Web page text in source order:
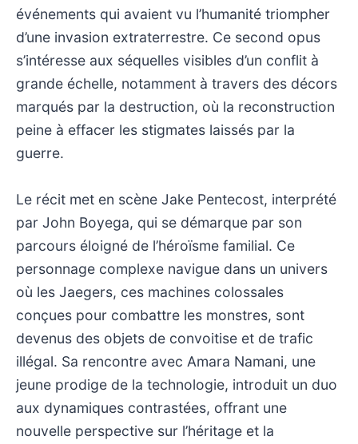
événements qui avaient vu l’humanité triompher
d’une invasion extraterrestre. Ce second opus
s’intéresse aux séquelles visibles d’un conflit à
grande échelle, notamment à travers des décors
marqués par la destruction, où la reconstruction
peine à effacer les stigmates laissés par la
guerre.
Le récit met en scène Jake Pentecost, interprété
par John Boyega, qui se démarque par son
parcours éloigné de l’héroïsme familial. Ce
personnage complexe navigue dans un univers
où les Jaegers, ces machines colossales
conçues pour combattre les monstres, sont
devenus des objets de convoitise et de trafic
illégal. Sa rencontre avec Amara Namani, une
jeune prodige de la technologie, introduit un duo
aux dynamiques contrastées, offrant une
nouvelle perspective sur l’héritage et la